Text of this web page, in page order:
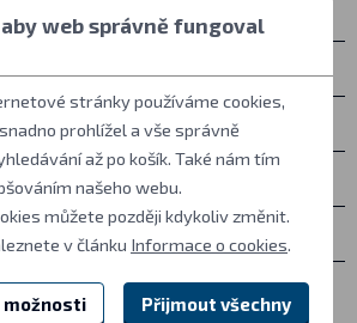
aby web správně fungoval
stránky používáme cookies,
prohlížel a vše správně
až po košík. Také nám tím
našeho webu.
můžete později kdykoliv změnit.
v článku Informace o cookies.
možnosti Přijmout všechny